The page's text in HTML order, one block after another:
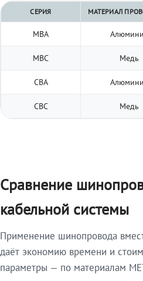
СЕРИЯ МАТЕРИАЛ
МВА
МВС Медь
СВА
СВС Медь
Сравнение
кабельной системы
Применение шинопровода
даёт экономию времени и
параметры — по материалам